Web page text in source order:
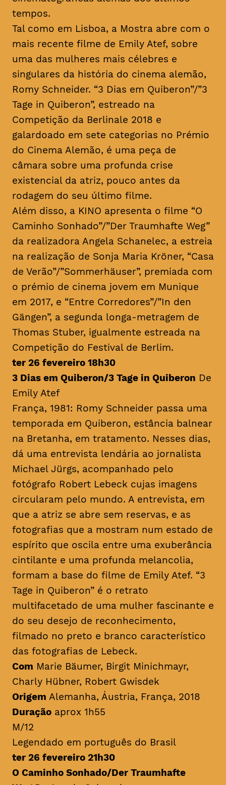
tempos.
Tal como em Lisboa, a Mostra abre com o
mais recente filme de Emily Atef, sobre
uma das mulheres mais célebres e
singulares da história do cinema alemão,
Romy Schneider. “3 Dias em Quiberon”/”3
Tage in Quiberon”, estreado na
Competição da Berlinale 2018 e
galardoado em sete categorias no Prémio
do Cinema Alemão, é uma peça de
câmara sobre uma profunda crise
existencial da atriz, pouco antes da
rodagem do seu último filme.
Além disso, a KINO apresenta o filme “O
Caminho Sonhado”/”Der Traumhafte Weg”
da realizadora Angela Schanelec, a estreia
na realização de Sonja Maria Kröner, “Casa
de Verão”/”Sommerhäuser”, premiada com
o prémio de cinema jovem em Munique
em 2017, e “Entre Corredores”/”In den
Gängen”, a segunda longa-metragem de
Thomas Stuber, igualmente estreada na
Competição do Festival de Berlim.
ter 26 fevereiro 18h30
3 Dias em Quiberon/3 Tage in Quiberon De
Emily Atef
França, 1981: Romy Schneider passa uma
temporada em Quiberon, estância balnear
na Bretanha, em tratamento. Nesses dias,
dá uma entrevista lendária ao jornalista
Michael Jürgs, acompanhado pelo
fotógrafo Robert Lebeck cujas imagens
circularam pelo mundo. A entrevista, em
que a atriz se abre sem reservas, e as
fotografias que a mostram num estado de
espírito que oscila entre uma exuberância
cintilante e uma profunda melancolia,
formam a base do filme de Emily Atef. “3
Tage in Quiberon” é o retrato
multifacetado de uma mulher fascinante e
do seu desejo de reconhecimento,
filmado no preto e branco característico
das fotografias de Lebeck.
Com Marie Bäumer, Birgit Minichmayr,
Charly Hübner, Robert Gwisdek
Origem Alemanha, Áustria, França, 2018
Duraçãoaprox 1h55
M/12
Legendado em português do Brasil
ter 26 fevereiro 21h30
O Caminho Sonhado/Der Traumhafte